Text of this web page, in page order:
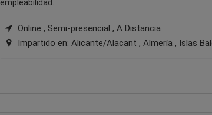
empleabilidad.
Online , Semi-presencial , A Distancia
Impartido en: Alicante/Alacant , Almería , Islas